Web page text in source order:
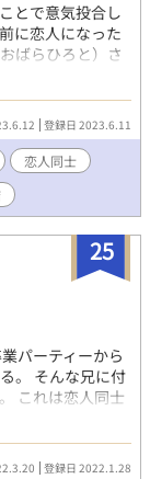
とで意気投合し
に恋人になった
ばらひろと）さ
）くん二十歳
えりっくすスト
かえりなさい広
略した、受けく
恋人に～とか言
らプロポーズし
ったりしてる
せ！！ ※ R-18エ
な表紙は、pixiv
りしました。あ
登録日 2023.6.11
恋人同士
25
パーティーから
。 そんな兄に付
これは恋人同士
ていた公爵令息
登録日 2022.1.28